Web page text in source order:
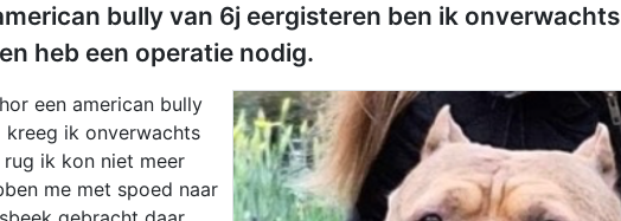
bully van 6j eergisteren ben ik onverwachts
heb een operatie nodig.
een american bully
ik onverwachts
rug ik kon niet meer
me met spoed naar